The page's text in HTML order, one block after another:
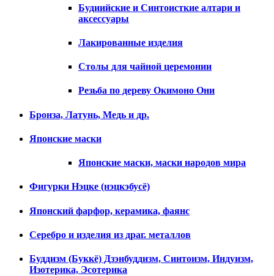
Будиийские и Синтоисткие алтари и
аксессуары
Лакированные изделия
Столы для чайной церемонии
Резьба по дереву Окимоно Они
Бронза, Латунь, Медь и др.
Японские маски
Японские маски, маски народов мира
Фигурки Нэцке (нэцкэбусё)
Японский фарфор, керамика, фаянс
Серебро и изделия из драг. металлов
Буддизм (Буккё) Дзэнбуддизм, Синтоизм, Индуизм,
Изотерика, Эсотерика